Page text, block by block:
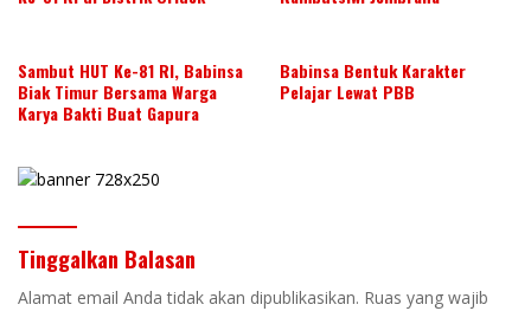
Sambut HUT Ke-81 RI, Babinsa
Biak Timur Bersama Warga
Karya Bakti Buat Gapura
Babinsa Bentuk Karakter
Pelajar Lewat PBB
Tinggalkan Balasan
Alamat email Anda tidak akan dipublikasikan. Ruas yang wajib